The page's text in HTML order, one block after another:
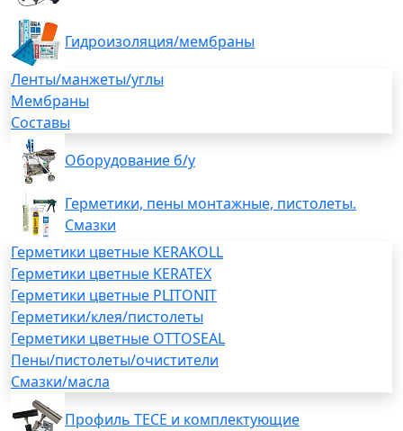
Гидроизоляция/мембраны
Ленты/манжеты/углы
Мембраны
Составы
Оборудование б/у
Герметики, пены монтажные, пистолеты.
Смазки
Герметики цветные KERAKOLL
Герметики цветные KERATEX
Герметики цветные PLITONIT
Герметики/клея/пистолеты
Герметики цветные OTTOSEAL
Пены/пистолеты/очистители
Смазки/масла
Профиль TECE и комплектующие